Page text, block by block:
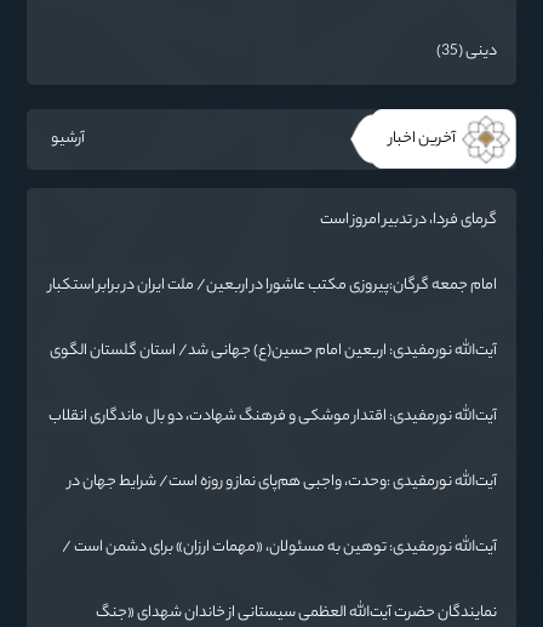
دینی (35)
آخرین اخبار آرشیو
گرمای فردا، در تدبیر امروز است
امام جمعه گرگان:پیروزی مکتب عاشورا در اربعین/ ملت ایران در برابر استکبار
آیت‌الله نورمفیدی: اربعین امام حسین(ع) جهانی شد/ استان گلستان الگوی
آیت‌الله نورمفیدی: اقتدار موشکی و فرهنگ شهادت، دو بال ماندگاری انقلاب
آیت‌الله نورمفیدی :وحدت، واجبی هم‌پای نماز و روزه است/ شرایط جهان در
آیت‌الله نورمفیدی: توهین به مسئولان، «مهمات ارزان» برای دشمن است /
نمایندگان حضرت آیت‌الله العظمی سیستانی از خاندان شهدای «جنگ